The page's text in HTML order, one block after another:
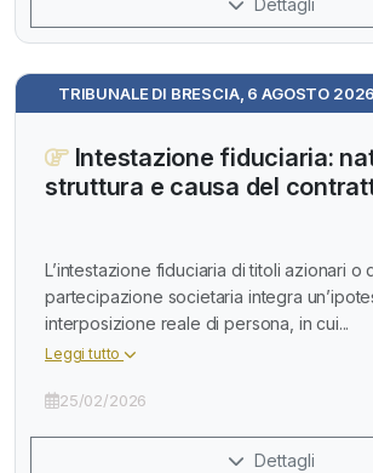
Dettagli
TRIBUNALE DI BRESCIA, 6 AGOSTO
Intestazione fiduciaria:
struttura e causa del
L’intestazione fiduciaria di titoli azionari o
partecipazione societaria integra
interposizione reale di persona, in cui...
Leggi tutto
25/02/2026
Dettagli